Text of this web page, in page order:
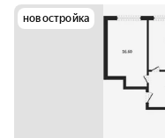
новостройка